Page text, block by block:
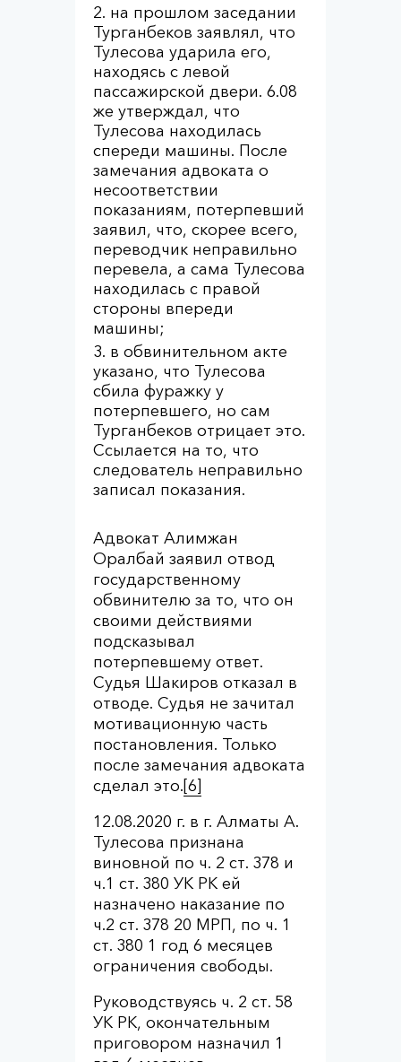
на прошлом заседании
Турганбеков заявлял, что
Тулесова ударила его,
находясь с левой
пассажирской двери. 6.08
же утверждал, что
Тулесова находилась
спереди машины. После
замечания адвоката о
несоответствии
показаниям, потерпевший
заявил, что, скорее всего,
переводчик неправильно
перевела, а сама Тулесова
находилась с правой
стороны впереди
машины;
в обвинительном акте
указано, что Тулесова
сбила фуражку у
потерпевшего, но сам
Турганбеков отрицает это.
Ссылается на то, что
следователь неправильно
записал показания.
Адвокат Алимжан
Оралбай заявил отвод
государственному
обвинителю за то, что он
своими действиями
подсказывал
потерпевшему ответ.
Судья Шакиров отказал в
отводе. Судья не зачитал
мотивационную часть
постановления. Только
после замечания адвоката
сделал это.[6]
12.08.2020 г. в г. Алматы А.
Тулесова признана
виновной по ч. 2 ст. 378 и
ч.1 ст. 380 УК РК ей
назначено наказание по
ч.2 ст. 378 20 МРП, по ч. 1
ст. 380 1 год 6 месяцев
ограничения свободы.
Руководствуясь ч. 2 ст. 58
УК РК, окончательным
приговором назначил 1